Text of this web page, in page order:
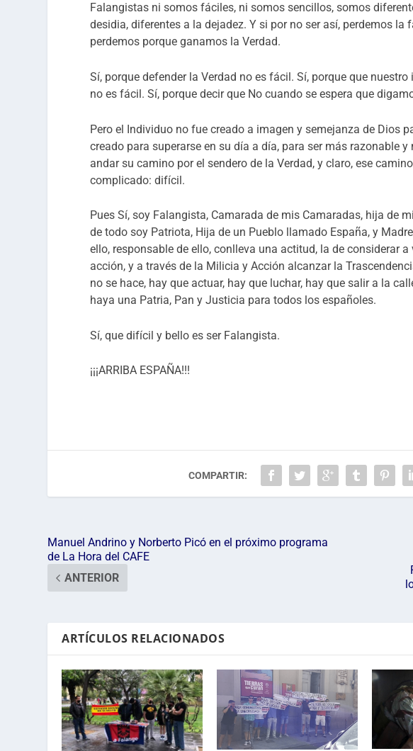
Falangistas ni somos fáciles, ni somos sencillos, somos
desidia, diferentes a la dejadez. Y si por no ser así, perdemos
perdemos porque ganamos la Verdad.
Sí, porque defender la Verdad no es fácil. Sí, porque que
no es fácil. Sí, porque decir que No cuando se espera que
Pero el Individuo no fue creado a imagen y semejanza de Dios
creado para superarse en su día a día, para ser más razonable
andar su camino por el sendero de la Verdad, y claro, ese
complicado: difícil.
Pues Sí, soy Falangista, Camarada de mis Camaradas, hija de
de todo soy Patriota, Hija de un Pueblo llamado España, y
ello, responsable de ello, conlleva una actitud, la de considerar
acción, y a través de la Milicia y Acción alcanzar la
no se hace, hay que actuar, hay que luchar, hay que salir a la
haya una Patria, Pan y Justicia para todos los españoles.
Sí, que difícil y bello es ser Falangista.
¡¡¡ARRIBA ESPAÑA!!!
COMPARTIR:
Manuel Andrino y Norberto Picó en el próximo programa
de La Hora del CAFE
ANTERIOR
ARTÍCULOS RELACIONADOS